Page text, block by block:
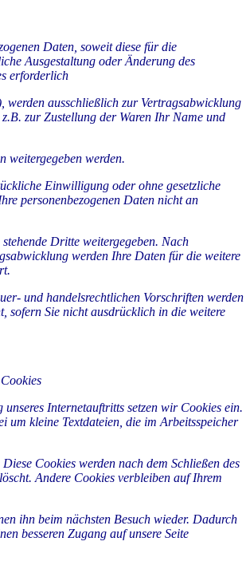
Daten, soweit diese für die
Ausgestaltung oder Änderung des
erforderlich
werden ausschließlich zur Vertragsabwicklung
z.B. zur Zustellung der Waren Ihr Name und
weitergegeben werden.
Einwilligung oder ohne gesetzliche
personenbezogenen Daten nicht an
Dritte weitergegeben. Nach
werden Ihre Daten für die weitere
und handelsrechtlichen Vorschriften werden
sofern Sie nicht ausdrücklich in die weitere
Internetauftritts setzen wir Cookies ein.
um kleine Textdateien, die im Arbeitsspeicher
Cookies werden nach dem Schließen des
Andere Cookies verbleiben auf Ihrem
ihn beim nächsten Besuch wieder. Dadurch
besseren Zugang auf unsere Seite